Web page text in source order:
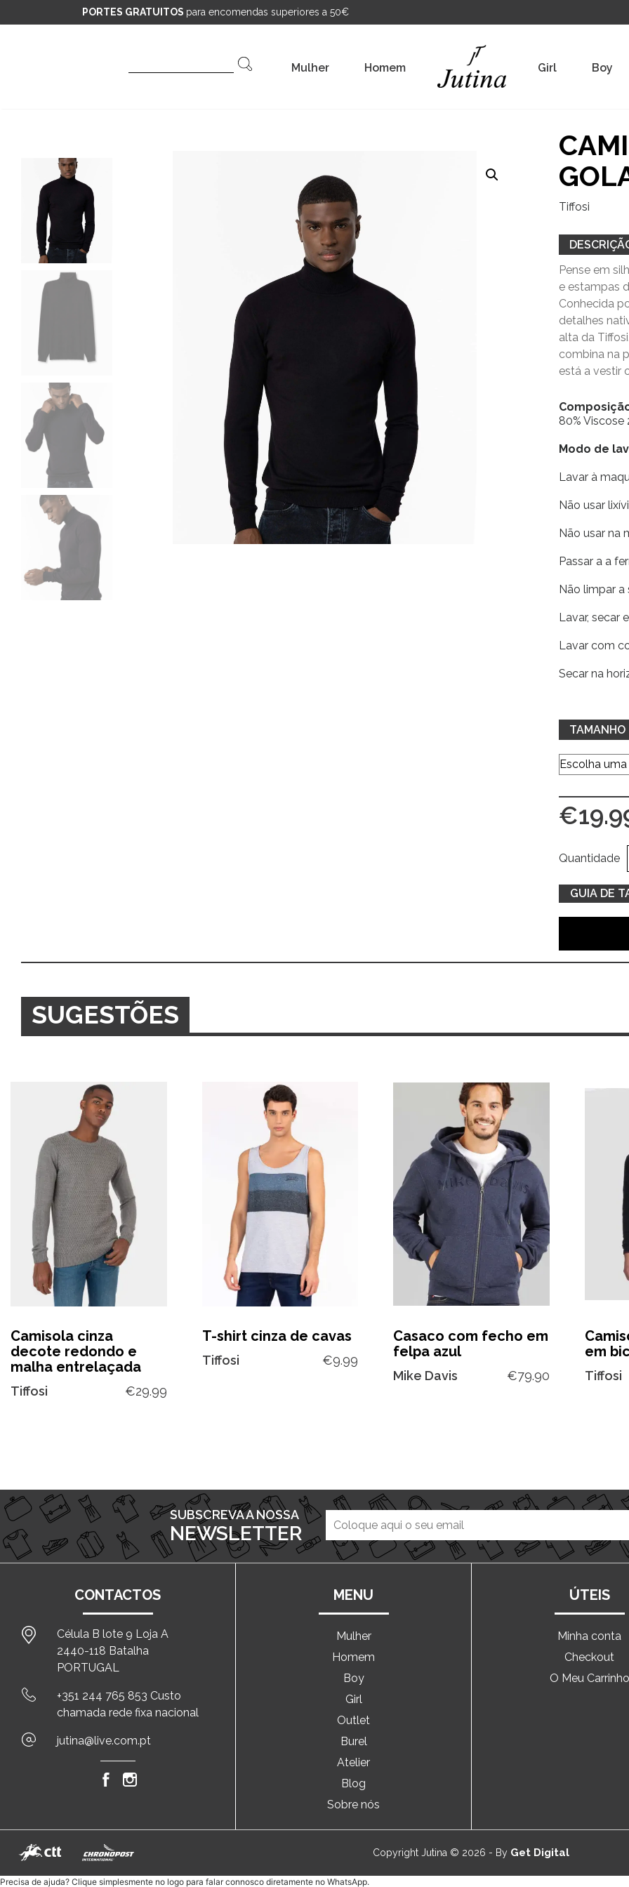
PORTES GRATUITOS para encomendas superiores a 50€
Mulher Homem Girl Boy
Tiffosi
Pense em
e estampas
Conhecida
detalhes
alta da
combina na
está a vestir
80% Viscose
Modo de
Lavar à
Não usar
Não usar na
Passar a a
Não limpar a
Lavar, secar
Lavar com
Secar na
TAMANHO
€
Quantidade
GUIA DE
SUGESTÕES
Camisola cinza
decote redondo e
malha entrelaçada
Tiffosi €29.99
T-shirt cinza de cavas
Tiffosi €9.99
Casaco com fecho em
felpa azul
Mike Davis €79.90
em
Tiffosi
SUBSCREVA A NOSSA
NEWSLETTER
CONTACTOS
Célula B lote 9 Loja A
2440-118 Batalha
PORTUGAL
+351 244 765 853 Custo
chamada rede fixa nacional
jutina@live.com.pt
MENU
Mulher
Homem
Boy
Girl
Outlet
Burel
Atelier
Blog
Sobre nós
ÚTEIS
Minha conta
Checkout
O Meu Carrinho
Copyright Jutina © 2026 - By Get Digital
Precisa de ajuda? Clique simplesmente no logo para falar connosco diretamente no WhatsApp.